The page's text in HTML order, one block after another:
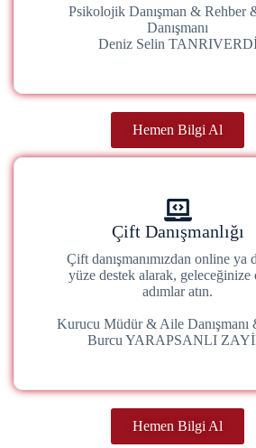
Psikolojik Danışman & Rehber
Danışmanı
Deniz Selin
Hemen Bilgi Al
Çift Danışmanlığı
Çift danışmanımızdan online ya
yüze destek alarak, geleceğinize
adımlar atın.
Kurucu Müdür & Aile Danışmanı
Burcu YARAPSANLI
Hemen Bilgi Al